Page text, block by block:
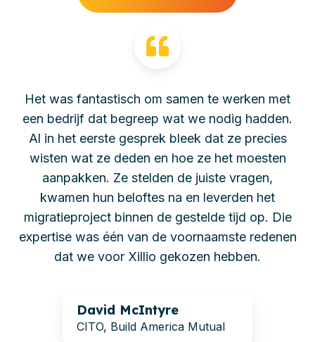
Het was fantastisch om samen te werken met
een bedrijf dat begreep wat we nodig hadden.
Al in het eerste gesprek bleek dat ze precies
wisten wat ze deden en hoe ze het moesten
aanpakken. Ze stelden de juiste vragen,
kwamen hun beloftes na en leverden het
migratieproject binnen de gestelde tijd op. Die
expertise was één van de voornaamste redenen
dat we voor Xillio gekozen hebben.
David McIntyre
CITO, Build America Mutual